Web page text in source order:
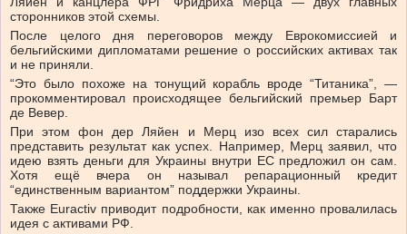
сторонников этой схемы.
После целого дня переговоров между Еврокомиссией и
бельгийскими дипломатами решение о российских активах так
и не приняли.
“Это было похоже на тонущий корабль вроде “Титаника”, —
прокомментировал происходящее бельгийский премьер Барт
де Вевер.
При этом фон дер Ляйен и Мерц изо всех сил старались
представить результат как успех. Например, Мерц заявил, что
идею взять деньги для Украины внутри ЕС предложил он сам.
Хотя ещё вчера он называл репарационный кредит
“единственным вариантом” поддержки Украины.
Также Euractiv приводит подробности, как именно провалилась
идея с активами РФ.